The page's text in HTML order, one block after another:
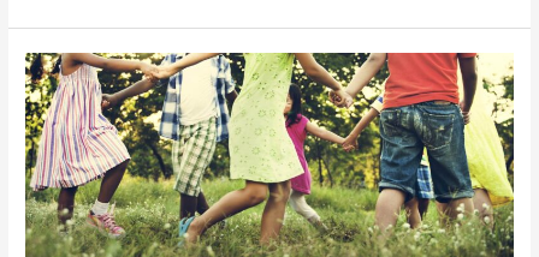
Mapa
da
Desigualdade
da
Primeira
Infância
2020
é